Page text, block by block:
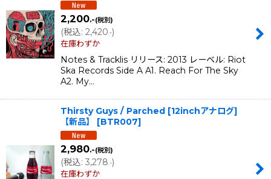
2,200.-(税別)
(税込: 2,420.-)
在庫わずか
Notes & Tracklis リリース: 2013 レーベル: Riot
Ska Records Side A A1. Reach For The Sky
A2. My…
Thirsty Guys / Parched [12inchアナログ]
【新品】
[BTR007]
2,980.-(税別)
(税込: 3,278.-)
在庫わずか